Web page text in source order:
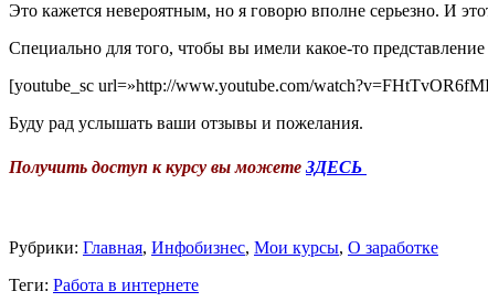
Это кажется невероятным, но я говорю вполне серьезно. И
Специально для того, чтобы вы имели какое-то
[youtube_sc url=»http://www.youtube.com/
Буду рад услышать ваши отзывы и пожелания.
Получить доступ к курсу вы можете ЗДЕСЬ
Рубрики: Главная, Инфобизнес, Мои курсы, О заработке
Теги: Работа в интернете